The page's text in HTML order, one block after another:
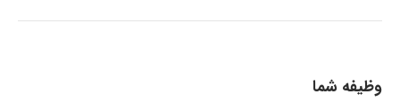
وظیفه شما